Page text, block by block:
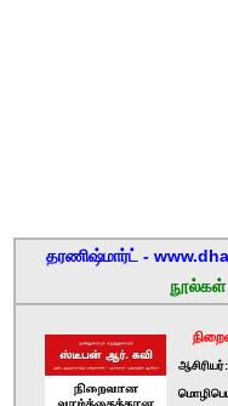
தரணிஷ்மார்ட் -
நூல்கள்
ஆசிரியர்: